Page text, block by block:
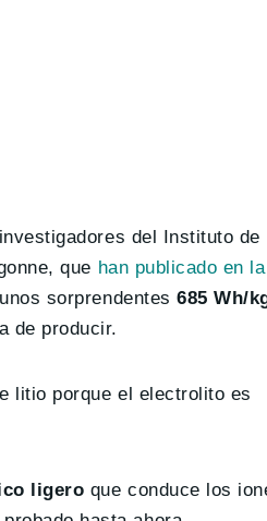
del Instituto de
que han publicado en
sorprendentes685 Wh/
de producir.
litio porque el electrolito es
ligero que conduce los